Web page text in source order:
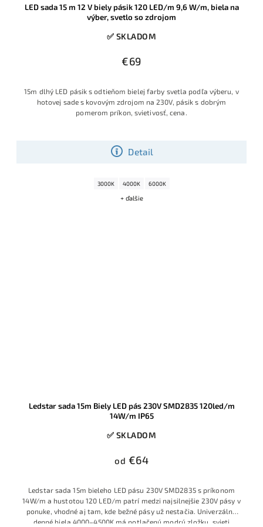
LED sada 15 m 12 V biely pásik 120 LED/m 9,6 W/m, biela na
výber, svetlo so zdrojom
✅ SKLADOM
€69
Detail
15m dlhý LED pásik s odtieňom bielej farby svetla podľa výberu, v
hotovej sade s kovovým zdrojom na 230V, pásik s dobrým
pomerom príkon, svietivosť, cena.
3000K 4000K 6000K
+ ďalšie
Ledstar sada 15m Biely LED pás 230V SMD2835 120led/m
14W/m IP65
✅ SKLADOM
od €64
Ledstar sada 15m bieleho LED pásu 230V SMD2835 s príkonom
14W/m a hustotou 120 LED/m patrí medzi najsilnejšie 230V pásy v
ponuke, vhodné aj tam, kde bežné pásy už nestačia. Univerzálna
denné biela 4000–4500K má potlačenú modrú zložku, svieti